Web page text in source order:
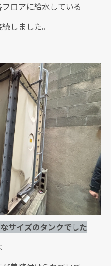
ロアに給水している
しました。
サイズのタンクでした